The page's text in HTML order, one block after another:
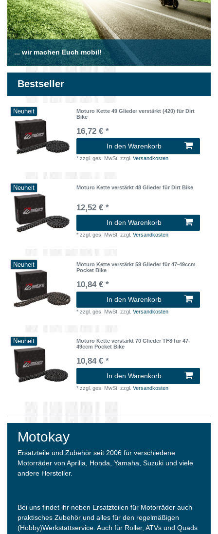
... wir machen Euch mobil!
Bestseller
Neuheit
Moturo Kette 49 Glieder verstärkt (420) für Dirt
Bike
16,72 € *
In den Warenkorb
*zzgl. ges. MwSt. zzgl.Versandkosten
Neuheit Moturo Kette verstärkt 48 Glieder für Dirt Bike
12,52 € *
In den Warenkorb
*zzgl. ges. MwSt. zzgl.Versandkosten
Neuheit
Moturo Kette verstärkt 59 Glieder für 47-49ccm
Pocket Bike
10,84 € *
In den Warenkorb
*zzgl. ges. MwSt. zzgl.Versandkosten
Neuheit
Moturo Kette verstärkt 70 Glieder TF8 für 47-
49ccm Pocket Bike
10,84 € *
In den Warenkorb
*zzgl. ges. MwSt. zzgl.Versandkosten
Motokay
Ersatzteile und Zubehör seit 2006 für verschiedene
Motorräder von Aprilia, Honda, Yamaha, Suzuki und viele
andere Hersteller.
Bei uns findet ihr neben Ersatzteilen für Motorräder auch
praktisches Zubehör und alles für den regelmäßigen
(Hobby)Werkstattservice. Auch für Roller, ATVs und Quads